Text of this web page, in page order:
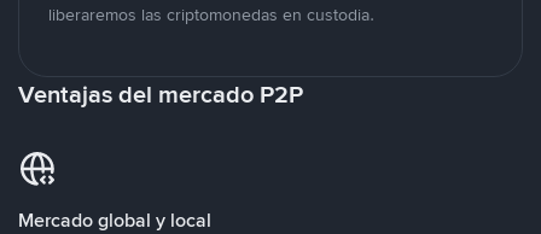
liberaremos las criptomonedas en custodia.
Ventajas del mercado P2P
Mercado global y local